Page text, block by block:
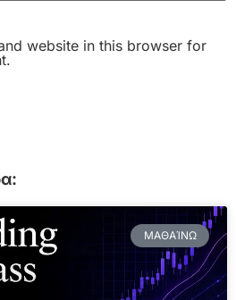
website in this browser for
ΜΑΘΑΊΝΩ